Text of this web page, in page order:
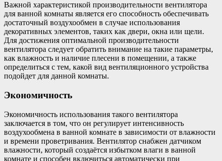
Важной характеристикой производительности вентилятора
для ванной комнаты является его способность обеспечивать
достаточный воздухообмен в случае использования
декоративных элементов, таких как двери, окна или щели.
Для достижения оптимальной производительности
вентилятора следует обратить внимание на такие параметры,
как влажность и наличие плесени в помещении, а также
определиться с тем, какой вид вентиляционного устройства
подойдет для данной комнаты.
Экономичность
Экономичность использования такого вентилятора
заключается в том, что он регулирует интенсивность
воздухообмена в ванной комнате в зависимости от влажности
и времени проветривания. Вентилятор снабжен датчиком
влажности, который создаётся избытком влаги в ванной
комнате и способен включиться автоматически при